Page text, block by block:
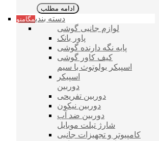
ادامه مطلب
دسته بندیمگامنو
لوازم جانبی گوشی
پاور بانک
پایه نگه دارنده گوشی
کیف کاور گوشی
اسپیکر بولوتوث با سیم
اسپیکر
دوربین
دوربین تفریحی
دوربین نیکون
دوربین ضد آب
شارژ تبلت موبایل
کامپیوتر و تجهیزات جانبی